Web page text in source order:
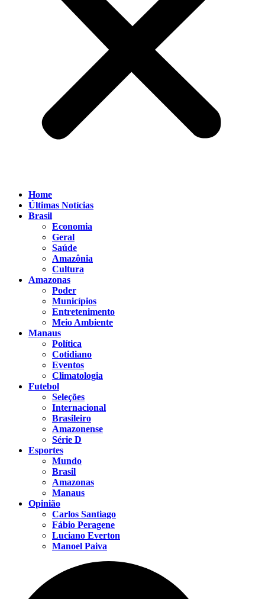
Home
Últimas Notícias
Brasil
Economia
Geral
Saúde
Amazônia
Cultura
Amazonas
Poder
Municípios
Entretenimento
Meio Ambiente
Manaus
Política
Cotidiano
Eventos
Climatologia
Futebol
Seleções
Internacional
Brasileiro
Amazonense
Série D
Esportes
Mundo
Brasil
Amazonas
Manaus
Opinião
Carlos Santiago
Fábio Peragene
Luciano Everton
Manoel Paiva